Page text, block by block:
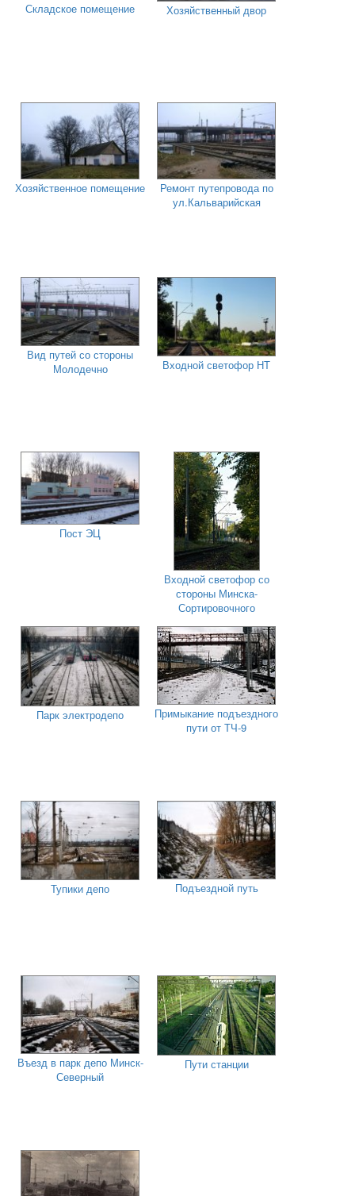
Складское помещение Хозяйственный двор
Хозяйственное помещение
Ремонт путепровода по
ул.Кальварийская
Вид путей со стороны
Молодечно
Входной светофор НТ
Пост ЭЦ
Входной светофор со
стороны Минска-
Сортировочного
Парк электродепо
Примыкание подъездного
пути от ТЧ-9
Тупики депо Подъездной путь
Въезд в парк депо Минск-
Северный
Пути станции